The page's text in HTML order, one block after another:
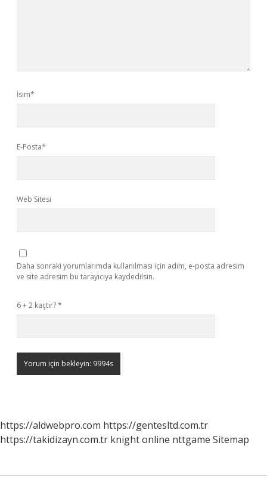
İsim*
E-Posta*
Web Sitesi
Daha sonraki yorumlarımda kullanılması için adım, e-posta adresim
ve site adresim bu tarayıcıya kaydedilsin.
6 + 2 kaçtır?*
https://aldwebpro.com https://gentesltd.com.tr
https://takidizayn.com.tr knight online nttgame Sitemap